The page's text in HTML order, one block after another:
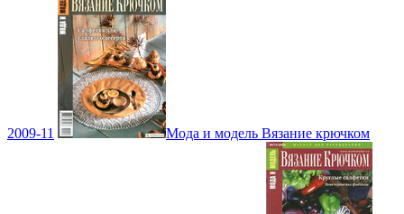
2009-11 Мода и модель Вязание крючком